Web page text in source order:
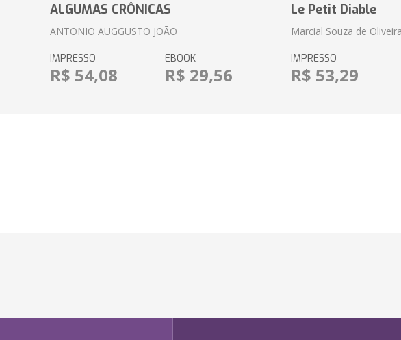
ALGUMAS CRÔNICAS
ANTONIO AUGGUSTO JOÃO
IMPRESSO
R$ 54,08
EBOOK
R$ 29,56
Le Petit Diable
Marcial Souza de
IMPRESSO
R$ 53,29